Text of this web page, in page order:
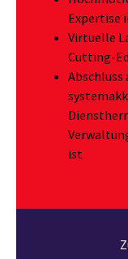
Expertise
Virtuelle
Cutting-
Abschluss
ist